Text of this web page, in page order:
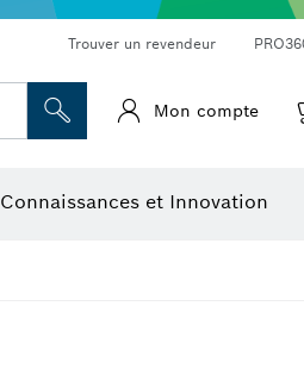
Trouver un revendeur
Mon compte
Connaissances et Innovation